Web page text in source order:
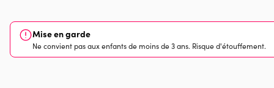
Mise en garde
Ne convient pas aux enfants de moins de 3 ans. Risque d'étouffement.